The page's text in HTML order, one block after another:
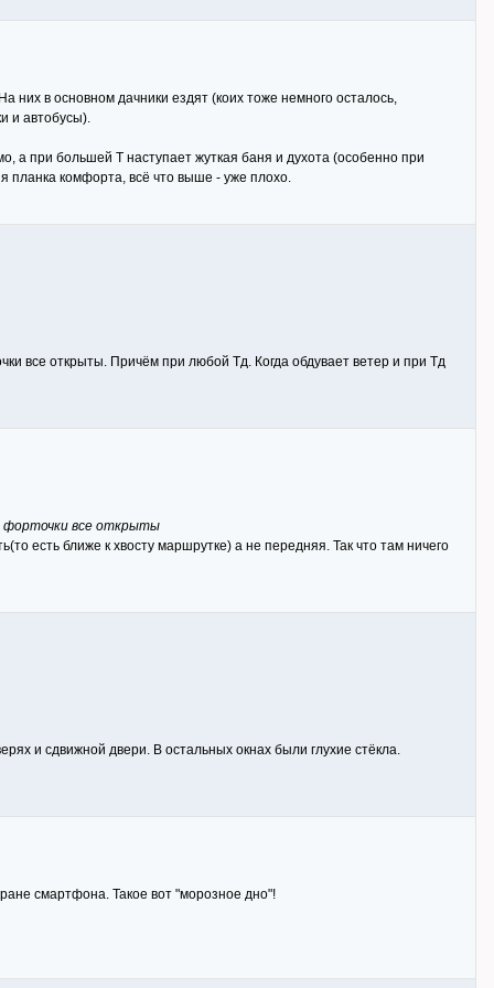
них в основном дачники ездят (коих тоже немного осталось,
и автобусы).
а при большей Т наступает жуткая баня и духота (особенно при
планка комфорта, всё что выше - уже плохо.
все открыты. Причём при любой Тд. Когда обдувает ветер и при Тд
форточки все открыты
есть ближе к хвосту маршрутке) а не передняя. Так что там ничего
и сдвижной двери. В остальных окнах были глухие стёкла.
смартфона. Такое вот "морозное дно"!